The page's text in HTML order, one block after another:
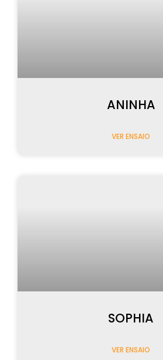
ANINHA
VER ENSAIO
SOPHIA
VER ENSAIO